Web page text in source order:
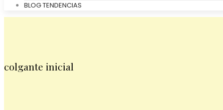
BLOG TENDENCIAS
colgante inicial